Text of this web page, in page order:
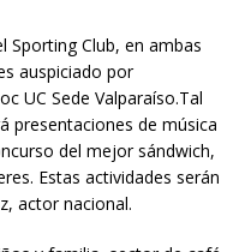
Sporting Club, en ambas
auspiciado por
UC Sede Valparaíso.Tal
presentaciones de música
del mejor sándwich,
Estas actividades serán
actor nacional.